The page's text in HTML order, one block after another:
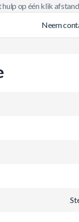
hulp op één klik afstand
Neem